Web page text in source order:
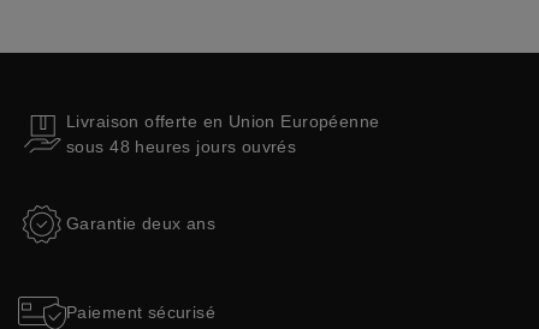
Livraison offerte en Union Européenne
sous 48 heures jours ouvrés
Garantie deux ans
Paiement sécurisé